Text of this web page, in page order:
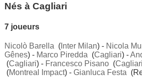
Nés à Cagliari
7 joueurs
Nicolò Barella (Inter Milan) - Nicola
Gênes) - Marco Piredda (Cagliari) -
(Cagliari) - Francesco Pisano(Cagliari
(Montreal Impact) - Gianluca Festa